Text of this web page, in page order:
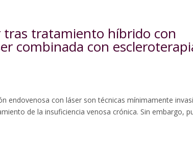
tratamiento híbrido con
combinada con
endovenosa con láser son técnicas mínimamente
de la insuficiencia venosa crónica. Sin embargo,